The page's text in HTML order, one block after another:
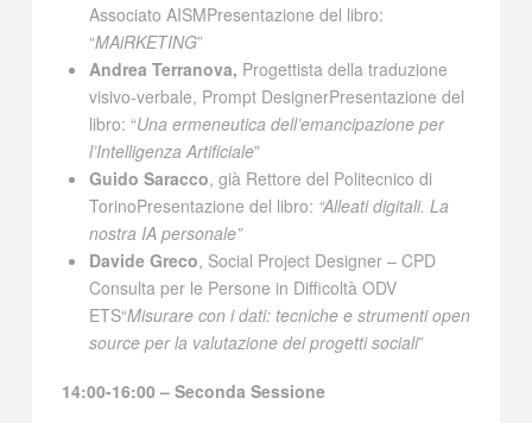
Associato AISMPresentazione del libro:
“MAiRKETING”
Andrea Terranova, Progettista della traduzione
visivo-verbale, Prompt DesignerPresentazione del
libro: “Una ermeneutica dell’emancipazione per
l’Intelligenza Artificiale”
Guido Saracco, già Rettore del Politecnico di
TorinoPresentazione del libro: “Alleati digitali. La
nostra IA personale”
Davide Greco, Social Project Designer – CPD
Consulta per le Persone in Difficoltà ODV
ETS“Misurare con i dati: tecniche e strumenti open
source per la valutazione dei progetti sociali”
14:00-16:00 – Seconda Sessione